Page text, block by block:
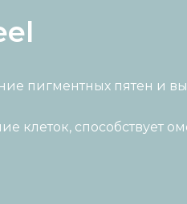
пигментных пятен и
клеток, способствует